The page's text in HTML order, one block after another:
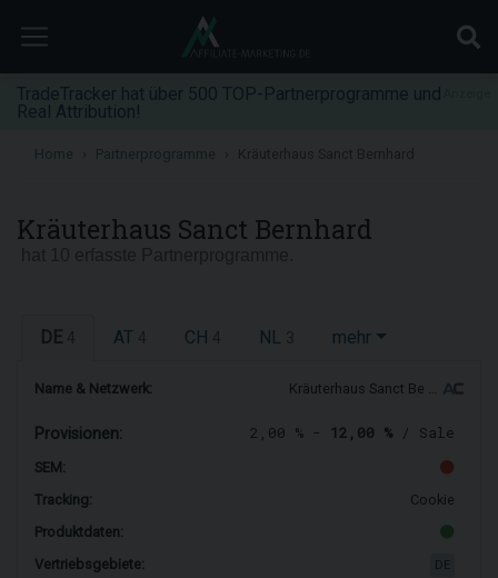
TradeTracker hat über 500 TOP-Partnerprogramme und
Real Attribution!
Home Partnerprogramme
Kräuterhaus Sanct Bernhard
DE AT CH NL mehr
Name & Netzwerk: Kräuterhaus Sanct Be …
Provisionen: 2,00 % - 12,00 % / Sale
SEM:
Tracking:
Cookie
Produktdaten:
Vertriebsgebiete: